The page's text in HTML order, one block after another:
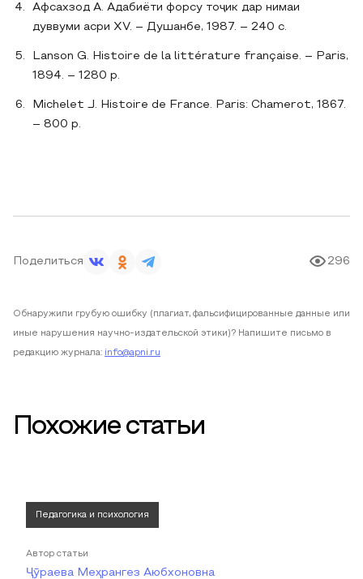
Афсахзод А. Адабиёти форсу тоҷик дар нимаи
дуввуми асри XV. – Душанбе, 1987. – 240 с.
Lanson G. Histoire de la littérature française. – Paris,
1894. – 1280 p.
Michelet J. Histoire de France. Paris: Chamerot, 1867.
– 800 p.
Поделиться 296
Обнаружили грубую ошибку (плагиат, фальсифицированные данные или
иные нарушения научно-издательской этики)? Напишите письмо в
редакцию журнала: info@apni.ru
Похожие статьи
Педагогика и психология
Автор статьи
Ҷӯраева Меҳрангез Аюбхоновна